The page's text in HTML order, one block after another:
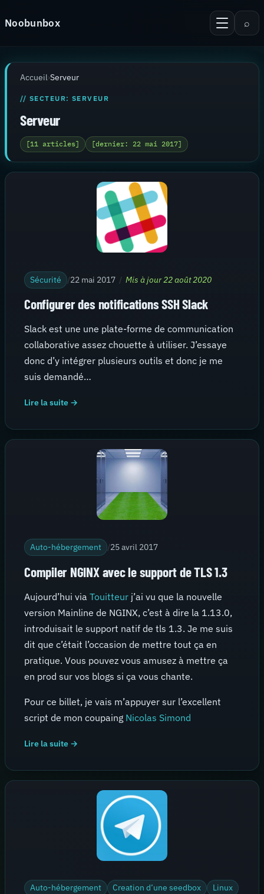
Noobunbox
Android
Serveur
Virtualisation
Thèmes pour PuTTy
Recherche
⌕
Accueil›Serveur
// SECTEUR: SERVEUR
Serveur
[11 articles] [dernier: 22 mai 2017]
Sécurité /22 mai 2017 / Mis à jour 22 août 2020
Configurer des notifications SSH Slack
Slack est une une plate-forme de communication
collaborative assez chouette à utiliser. J’essaye
donc d’y intégrer plusieurs outils et donc je me
suis demandé…
Lire la suite →
Auto-hébergement /25 avril 2017
Compiler NGINX avec le support de TLS 1.3
Aujourd’hui via Touitteur j’ai vu que la nouvelle
version Mainline de NGINX, c’est à dire la 1.13.0,
introduisait le support natif de tls 1.3. Je me suis
dit que c’était l’occasion de mettre tout ça en
pratique. Vous pouvez vous amusez à mettre ça
en prod sur vos blogs si ça vous chante.
Pour ce billet, je vais m’appuyer sur l’excellent
script de mon coupaing Nicolas Simond
Lire la suite →
Auto-hébergement Creation d’une seedbox
Linux